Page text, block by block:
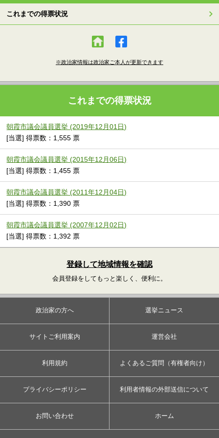
これまでの得票状況
※政治家情報は政治家ご本人が更新できます
これまでの得票状況
朝霞市議会議員選挙 (2019年12月01日)
[当選] 得票数：1,555 票
朝霞市議会議員選挙 (2015年12月06日)
[当選] 得票数：1,455 票
朝霞市議会議員選挙 (2011年12月04日)
[当選] 得票数：1,390 票
朝霞市議会議員選挙 (2007年12月02日)
[当選] 得票数：1,392 票
登録して地域情報を確認
会員登録をしてもっと楽しく、便利に。
政治家の方へ 選挙ニュース
サイトご利用案内 運営会社
利用規約 よくあるご質問（有権者向け）
プライバシーポリシー 利用者情報の外部送信について
お問い合わせ ホーム